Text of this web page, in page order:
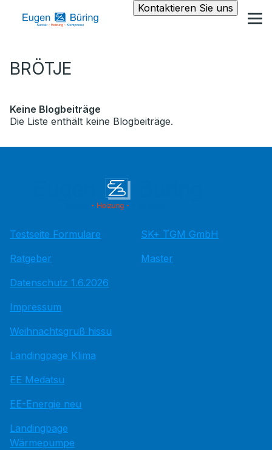
Kontaktieren Sie uns
BRÖTJE
Keine Blogbeiträge
Die Liste enthält keine Blogbeiträge.
Testseite Formulare
Ratgeber
Datenschutz 1.6.2026
Impressum
Weihnachtsgruß hissu
Landingpage Klima
EE Medatsu
EE-Energie neu
Landingpage
Wärmepumpe
SK+ TGM GmbH
Master